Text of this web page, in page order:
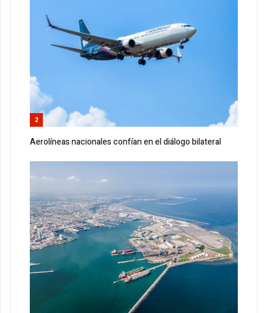
2
Aerolíneas nacionales confían en el diálogo bilateral